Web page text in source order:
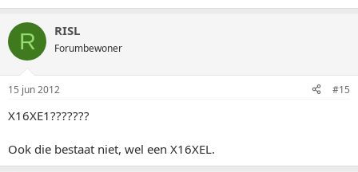
R RISL
Forumbewoner
15 jun 2012 #15
X16XE1???????
Ook die bestaat niet, wel een X16XEL.